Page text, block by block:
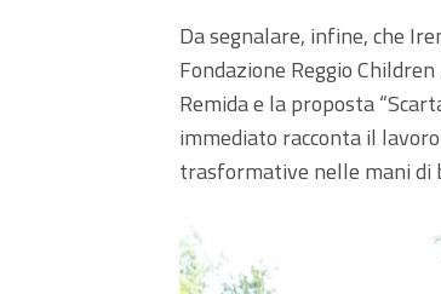
Da segnalare, infine, che
Fondazione Reggio
Remida e la proposta
immediato racconta il
trasformative nelle mani di